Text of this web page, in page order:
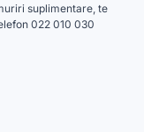
suplimentare, te
022 010 030